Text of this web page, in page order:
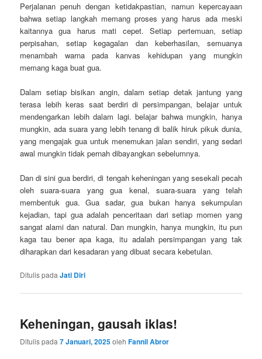
Perjalanan penuh dengan ketidakpastian, namun kepercayaan
bahwa setiap langkah memang proses yang harus ada meski
kaitannya gua harus mati cepet. Setiap pertemuan, setiap
perpisahan, setiap kegagalan dan keberhasilan, semuanya
menambah warna pada kanvas kehidupan yang mungkin
memang kaga buat gua.
Dalam setiap bisikan angin, dalam setiap detak jantung yang
terasa lebih keras saat berdiri di persimpangan, belajar untuk
mendengarkan lebih dalam lagi. belajar bahwa mungkin, hanya
mungkin, ada suara yang lebih tenang di balik hiruk pikuk dunia,
yang mengajak gua untuk menemukan jalan sendiri, yang sedari
awal mungkin tidak pernah dibayangkan sebelumnya.
Dan di sini gua berdiri, di tengah keheningan yang sesekali pecah
oleh suara-suara yang gua kenal, suara-suara yang telah
membentuk gua. Gua sadar, gua bukan hanya sekumpulan
kejadian, tapi gua adalah penceritaan dari setiap momen yang
sangat alami dan natural. Dan mungkin, hanya mungkin, itu pun
kaga tau bener apa kaga, itu adalah persimpangan yang tak
diharapkan dari kesadaran yang dibuat secara kebetulan.
Ditulis padaJati Diri
Keheningan, gausah iklas!
Ditulis pada7 Januari, 2025olehFannil Abror